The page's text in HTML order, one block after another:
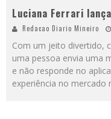
Luciana Ferrari
Redacao Diario Mineiro
Com um jeito divertido,
uma pessoa envia uma
e não responde no
experiência no mercado